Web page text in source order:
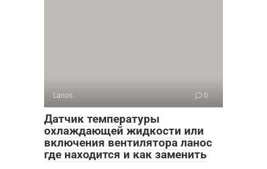
Lanos 0
Датчик температуры
охлаждающей жидкости или
включения вентилятора ланос
где находится и как заменить